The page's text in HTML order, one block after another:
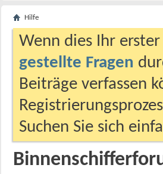
Hilfe
Wenn dies Ihr
gestellte Fragen
Beiträge verfassen
Suchen Sie sich